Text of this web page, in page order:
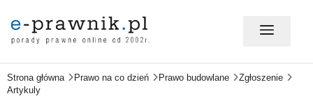
MÓJ E-PRAWNIK - LOGOWANIE
Strona główna Prawo na co dzień Prawo budowlane
Zgłoszenie
Artykuly